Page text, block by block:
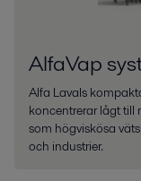
AlfaVap
Alfa Lavals
koncentrerar lågt till
som högviskösa
och industrier.